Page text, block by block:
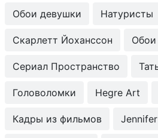
Обои девушки Натуристы
Скарлетт Йоханссон Обои
Сериал Пространство
Головоломки Hegre Art
Кадры из фильмов